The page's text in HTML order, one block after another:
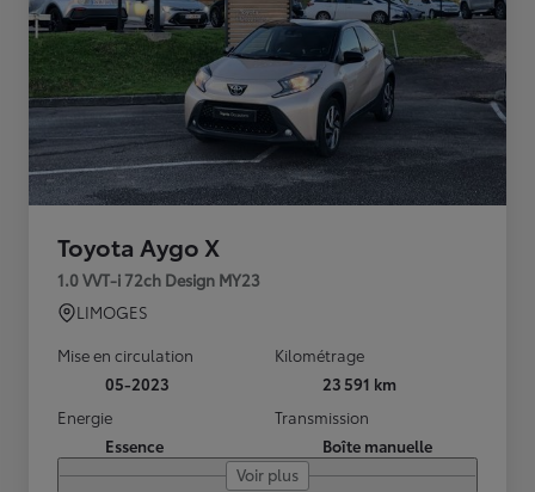
Toyota Aygo X
1.0 VVT-i 72ch Design MY23
LIMOGES
Mise en circulation
05-2023
Kilométrage
23 591 km
Energie
Essence
Transmission
Boîte manuelle
Voir plus